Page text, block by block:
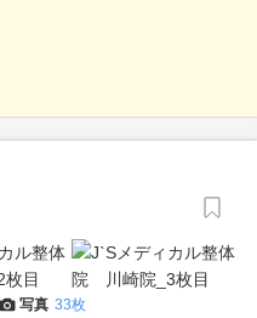
写真 33枚